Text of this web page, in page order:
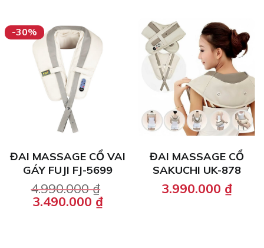
-30%
ĐAI MASSAGE CỔ VAI
GÁY FUJI FJ-5699
4.990.000₫
Original
3.490.000 ₫Current
price
ĐAI MASSAGE CỔ
SAKUCHI UK-878
3.990.000 ₫